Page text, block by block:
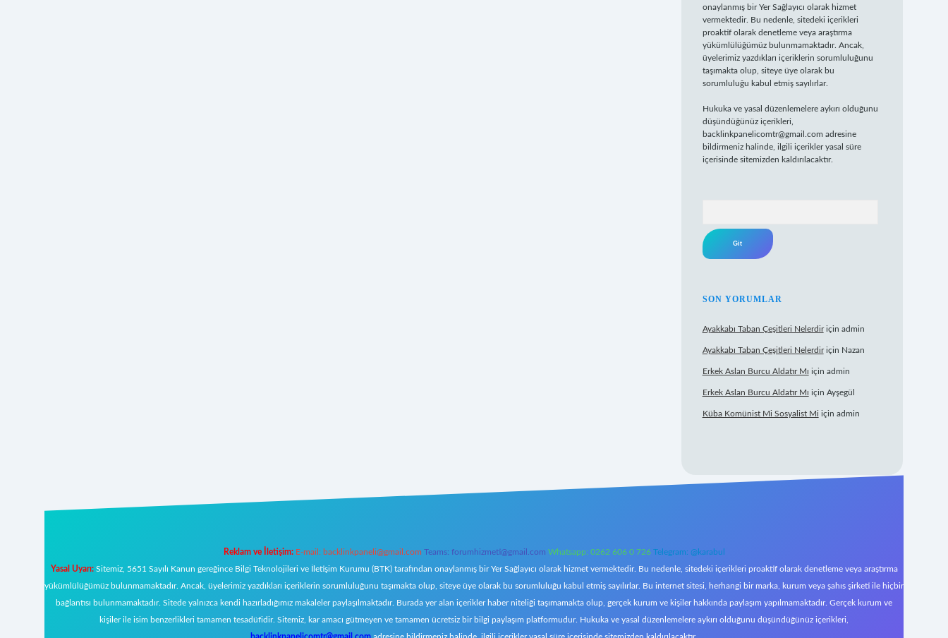
onaylanmış bir Yer Sağlayıcı olarak hizmet
vermektedir. Bu nedenle, sitedeki içerikleri
proaktif olarak denetleme veya araştırma
yükümlülüğümüz bulunmamaktadır. Ancak,
üyelerimiz yazdıkları içeriklerin sorumluluğunu
taşımakta olup, siteye üye olarak bu
sorumluluğu kabul etmiş sayılırlar.
Hukuka ve yasal düzenlemelere aykırı olduğunu
düşündüğünüz içerikleri,
backlinkpanelicomtr@gmail.com adresine
bildirmeniz halinde, ilgili içerikler yasal süre
içerisinde sitemizden kaldırılacaktır.
SON YORUMLAR
Ayakkabı Taban Çeşitleri Nelerdiriçin admin
Ayakkabı Taban Çeşitleri Nelerdiriçin Nazan
Erkek Aslan Burcu Aldatır Mı için admin
Erkek Aslan Burcu Aldatır Mı için Ayşegül
Küba Komünist Mi Sosyalist Mi için admin
Reklam ve İletişim: E-mail: backlinkpaneli@gmail.com Teams: forumhizmeti@gmail.com Whatsapp: 0262 606 0 726 Telegram: @karabul
Yasal Uyarı:Sitemiz, 5651 Sayılı Kanun gereğince Bilgi Teknolojileri ve İletişim Kurumu (BTK) tarafından onaylanmış bir Yer Sağlayıcı olarak hizmet vermektedir. Bu nedenle, sitedeki içerikleri proaktif olarak denetleme veya araştırma
yükümlülüğümüz bulunmamaktadır. Ancak, üyelerimiz yazdıkları içeriklerin sorumluluğunu taşımakta olup, siteye üye olarak bu sorumluluğu kabul etmiş sayılırlar. Bu internet sitesi, herhangi bir marka, kurum veya şahıs şirketi ile hiçbir
bağlantısı bulunmamaktadır. Sitede yalnızca kendi hazırladığımız makaleler paylaşılmaktadır. Burada yer alan içerikler haber niteliği taşımamakta olup, gerçek kurum ve kişiler hakkında paylaşım yapılmamaktadır. Gerçek kurum ve
kişiler ile isim benzerlikleri tamamen tesadüfidir. Sitemiz, kar amacı gütmeyen ve tamamen ücretsiz bir bilgi paylaşım platformudur. Hukuka ve yasal düzenlemelere aykırı olduğunu düşündüğünüz içerikleri,